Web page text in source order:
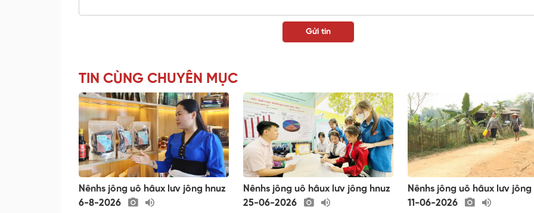
TIN CÙNG CHUYÊN MỤC
Nênhs jông uô hâux lưv jông hnuz
6-8-2026
Nênhs jông uô hâux lưv jông hnuz
25-06-2026
Nênhs jông uô hâux lưv jông
11-06-2026